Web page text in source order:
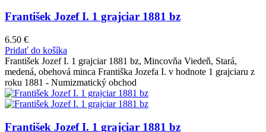
František Jozef I. 1 grajciar 1881 bz
6.50 €
Pridať do košíka
František Jozef I. 1 grajciar 1881 bz, Mincovňa Viedeň, Stará,
medená, obehová minca Františka Jozefa I. v hodnote 1 grajciaru z
roku 1881 - Numizmatický obchod
František Jozef I. 1 grajciar 1881 bz